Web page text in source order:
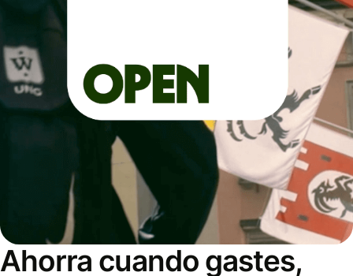
Ahorra cuando gastes,